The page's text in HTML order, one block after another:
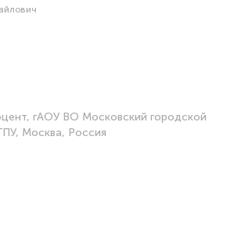
гАОУ ВО Московский городской
Москва, Россия